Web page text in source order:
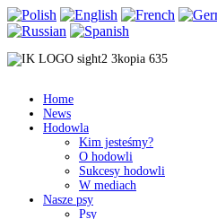
Home
News
Hodowla
Kim jesteśmy?
O hodowli
Sukcesy hodowli
W mediach
Nasze psy
Psy